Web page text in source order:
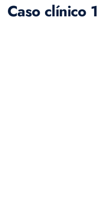
Caso clínico